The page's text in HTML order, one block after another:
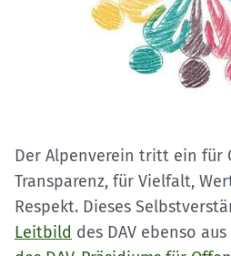
Der Alpenverein tritt ein für
Transparenz, für Vielfalt,
Respekt. Dieses
Leitbild des DAV ebenso